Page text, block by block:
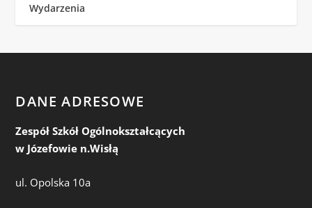
Wydarzenia
DANE ADRESOWE
Zespół Szkół Ogólnokształcących
w Józefowie n.Wisłą
ul. Opolska 10a